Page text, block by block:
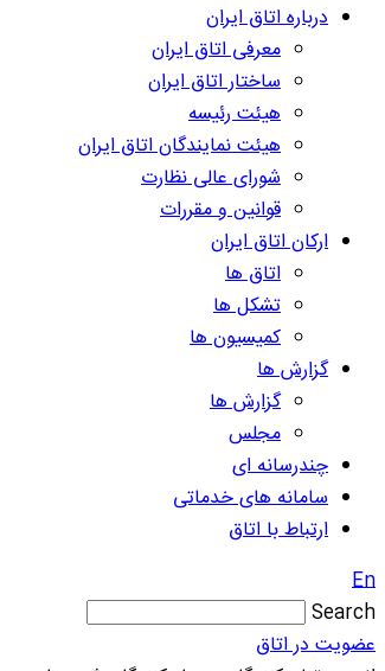
درباره اتاق ایران
معرفی اتاق ایران
ساختار اتاق ایران
هیئت رئیسه
هیئت نمایندگان اتاق ایران
شورای عالی نظارت
قوانین و مقررات
ارکان اتاق ایران
اتاق ها
تشکل ها
کمیسیون ها
گزارش ها
گزارش ها
مجلس
چندرسانه ای
سامانه های خدماتی
ارتباط با اتاق
En
Search
عضویت در اتاق